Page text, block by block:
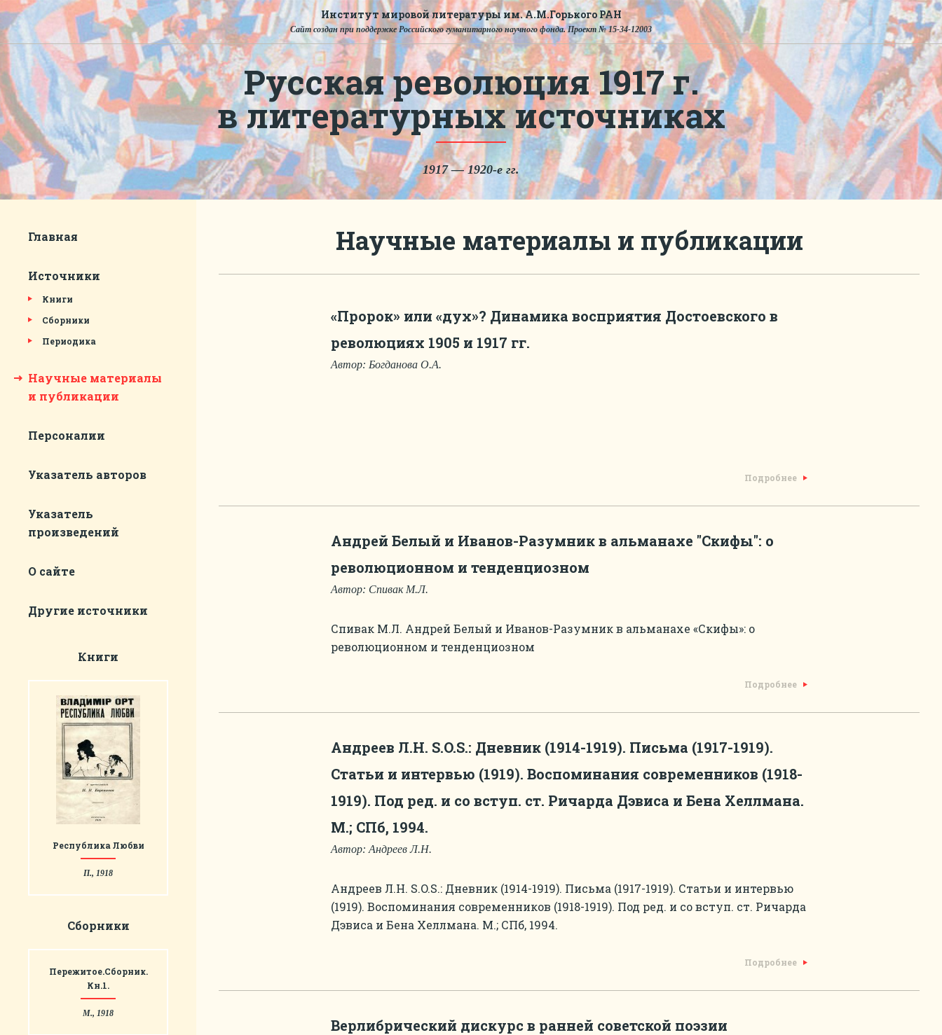
Институт мировой литературы им. А.М.Горького РАН
Сайт создан при поддержке Российского гуманитарного научного фонда. Проект № 15-34-12003
Русская революция 1917 г.
в литературных источниках
1917 — 1920-е гг.
Главная
Источники
Книги
Сборники
Периодика
Научные материалы
и публикации
Персоналии
Указатель авторов
Указатель
произведений
О сайте
Другие источники
Книги
Республика Любви
П., 1918
Сборники
Пережитое.Сборник.
Кн.1.
М., 1918
Научные материалы и публикации
«Пророк» или «дух»? Динамика восприятия Достоевского в
революциях 1905 и 1917 гг.
Автор: Богданова О.А.
Подробнее
Андрей Белый и Иванов-Разумник в альманахе "Скифы": о
революционном и тенденциозном
Автор: Спивак М.Л.
Спивак М.Л. Андрей Белый и Иванов-Разумник в альманахе «Скифы»: о
революционном и тенденциозном
Подробнее
Андреев Л.Н. S.O.S.: Дневник (1914-1919). Письма (1917-1919).
Статьи и интервью (1919). Воспоминания современников (1918-
1919). Под ред. и со вступ. ст. Ричарда Дэвиса и Бена Хеллмана.
М.; СПб, 1994.
Автор: Андреев Л.Н.
Андреев Л.Н. S.O.S.: Дневник (1914-1919). Письма (1917-1919). Статьи и интервью
(1919). Воспоминания современников (1918-1919). Под ред. и со вступ. ст. Ричарда
Дэвиса и Бена Хеллмана. М.; СПб, 1994.
Подробнее
Верлибрический дискурс в ранней советской поэзии